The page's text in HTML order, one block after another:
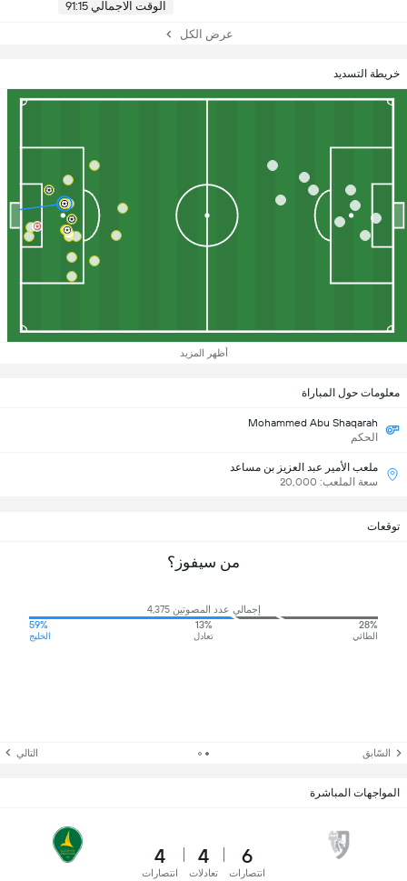
الوقت الاجمالي 91:15
عرض الكل
خريطة التسديد
أظهر المزيد
معلومات حول المباراة
Mohammed Abu Shaqarah
الحكم
ملعب الأمير عبد العزيز بن مساعد
سعة الملعب: 20,000
توقعات
من سيفوز؟
إجمالي عدد المصوتين 4,375
28%
الطائي
13%
تعادل
59%
الخليج
السّابق التالي
المواجهات المباشرة
6
انتصارات
4
تعادلات
4
انتصارات